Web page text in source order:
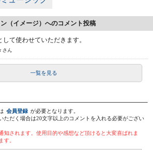
（イメージ）へのコメント投稿
て使わせていただきます。
さん
一覧を見る
会員登録 が必要となります。
ただく場合は20文字以上のコメントを入れる必要がござい
知されます。使用目的や感想など頂けると大変喜ばれま
す。